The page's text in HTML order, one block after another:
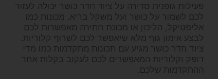
פעילות גופנית סדירה על ציוד חדר כושר יכולה לעזור
לכם לשמור על כושר ועל משקל בריא. מכונות כמו
אליפטיקל, הליכון או מכונת חתירה מאפשרות לכם
לבצע אימון גוף מלא שיאפשר לכם לשרוף קלוריות.
ציוד חדר כושר מגיע עם תכונות מתקדמות כמו מדי
דופק וקלוריות המאפשרים לכם לעקוב בקלות אחר
ההתקדמות שלכם.